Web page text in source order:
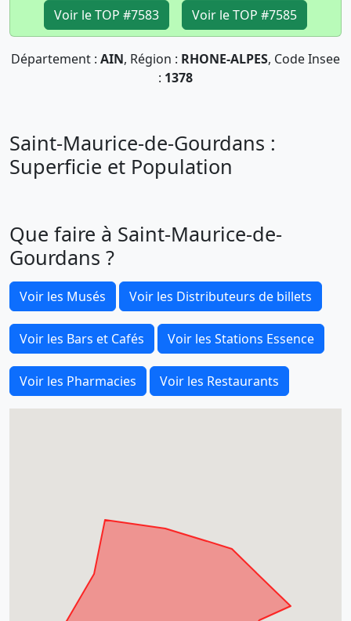
Voir le TOP #7583
Voir le TOP #7585
Département : AIN, Région : RHONE-ALPES, Code Insee
: 1378
Saint-Maurice-de-Gourdans :
Superficie et Population
Que faire à Saint-Maurice-de-
Gourdans ?
Voir les Musés Voir les Distributeurs de billets
Voir les Bars et Cafés Voir les Stations Essence
Voir les Pharmacies Voir les Restaurants